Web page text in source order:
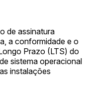
de assinatura
a conformidade e o
Prazo (LTS) do
sistema operacional
instalações